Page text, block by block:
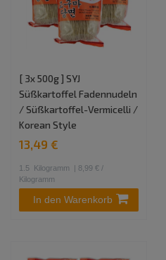
[ 3x 500g ] SYJ
Süßkartoffel Fadennudeln
/ Süßkartoffel-Vermicelli /
Korean Style
13,49 €
1.5 Kilogramm
| 8,99 € /
Kilogramm
In den Warenkorb